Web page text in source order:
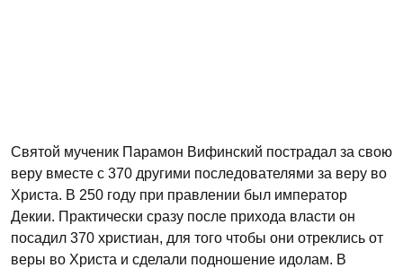
Святой мученик Парамон Вифинский пострадал за свою
веру вместе с 370 другими последователями за веру во
Христа. В 250 году при правлении был император
Декии. Практически сразу после прихода власти он
посадил 370 христиан, для того чтобы они отреклись от
веры во Христа и сделали подношение идолам. В